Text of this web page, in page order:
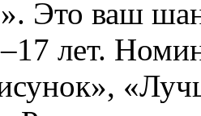
Это ваш
лет.